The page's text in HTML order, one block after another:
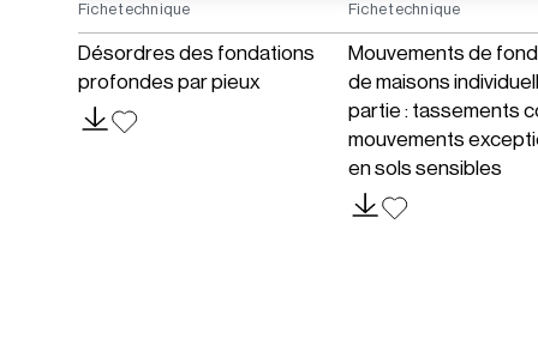
Fiche technique
Désordres des fondations
profondes par pieux
Fiche technique
Mouvements de
de maisons
partie : tassements
mouvements
en sols sensibles